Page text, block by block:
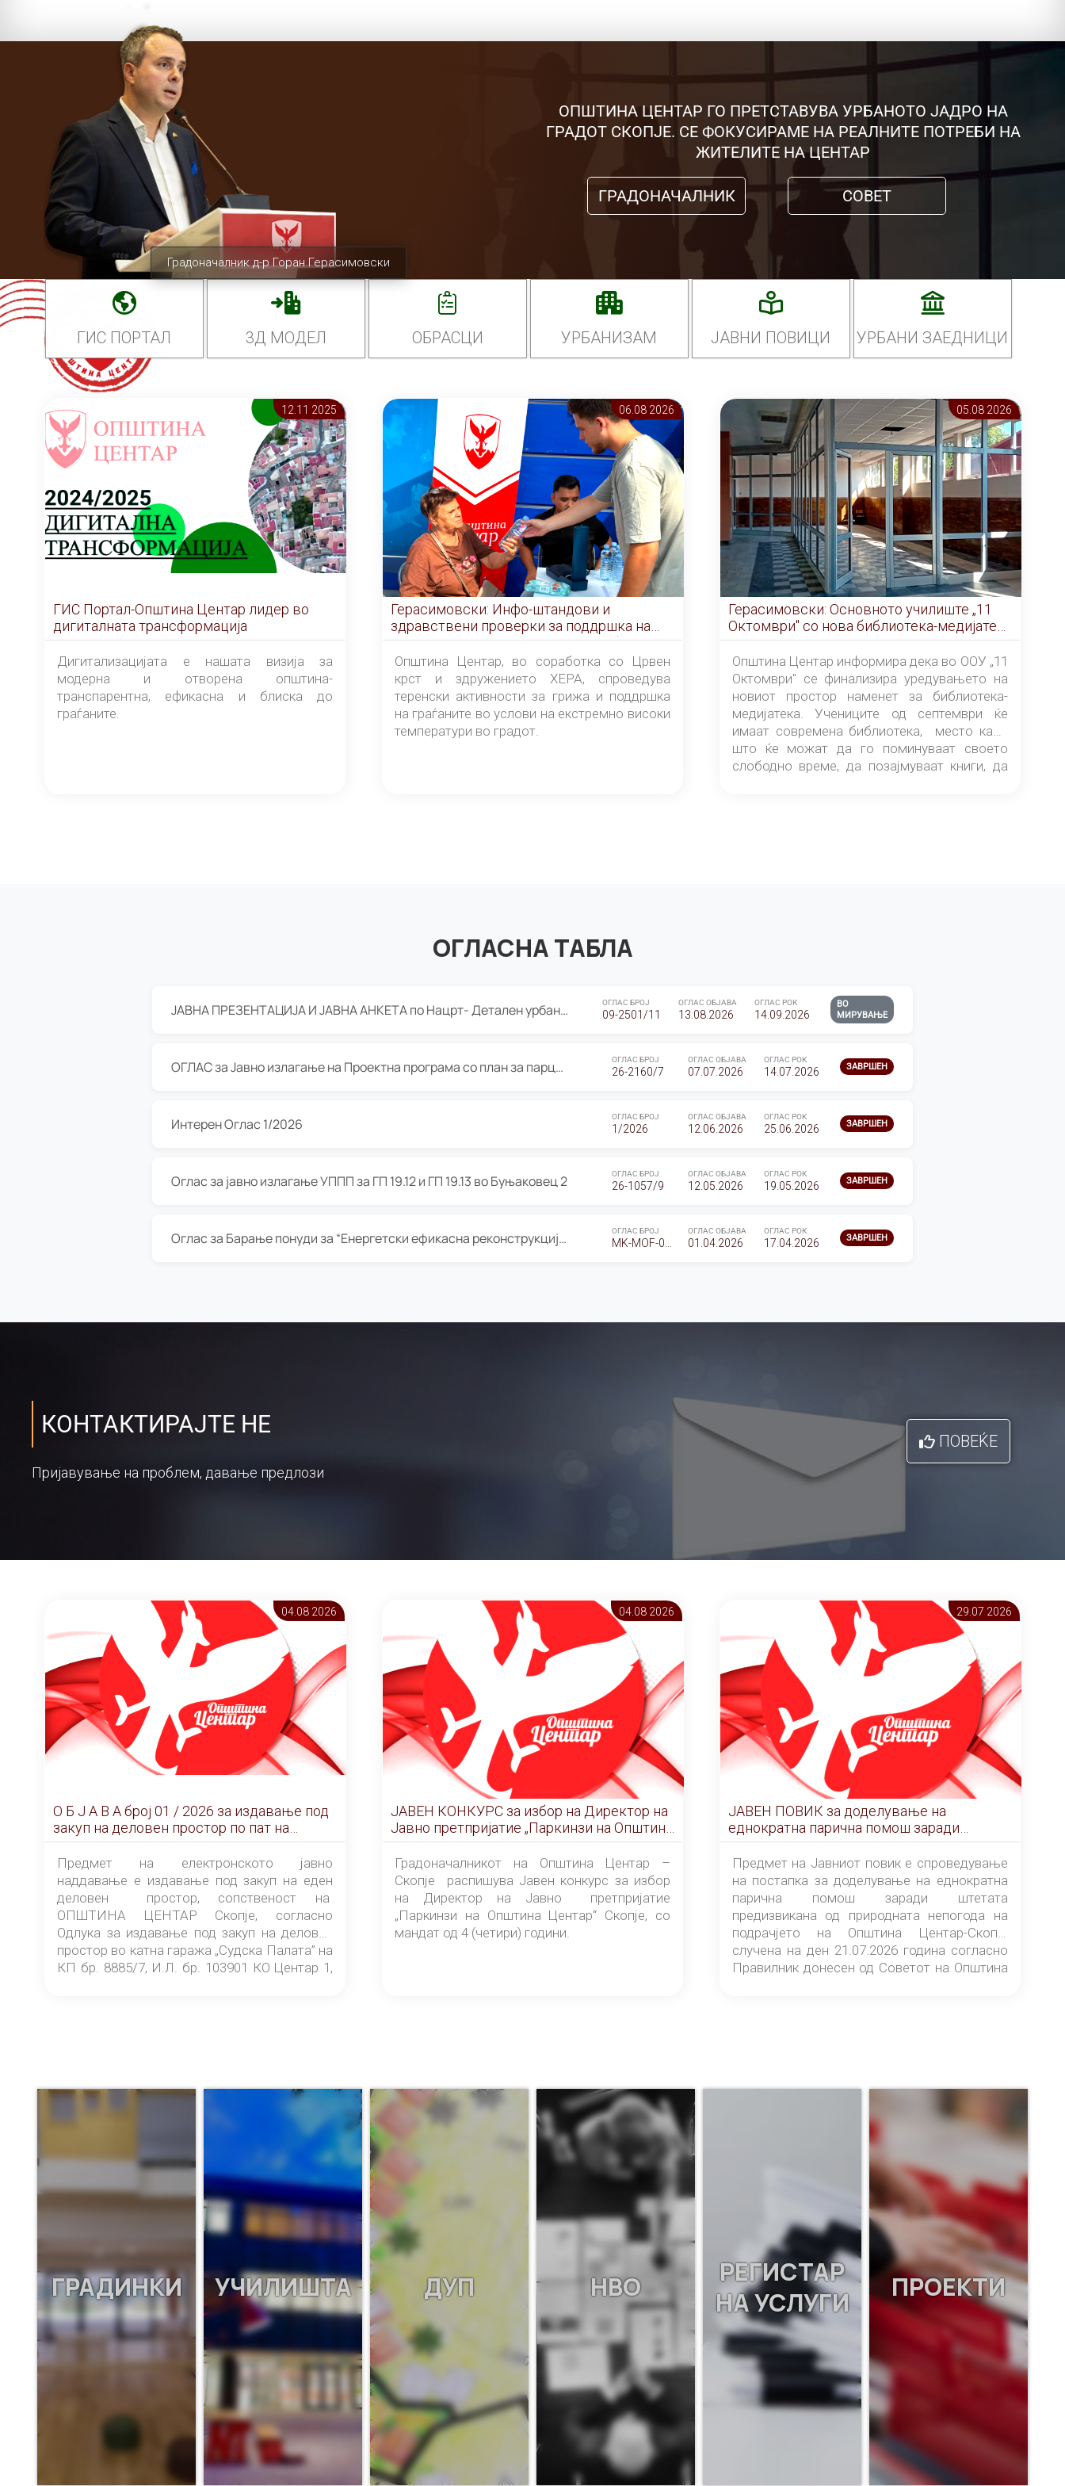
Градоначалник д-р Горан Герасимовски
ОПШТИНА ЦЕНТАР ГО ПРЕТСТАВУВА УРБАНОТО ЈАДРО НА
ГРАДОТ СКОПЈЕ. СЕ ФОКУСИРАМЕ НА РЕАЛНИТЕ ПОТРЕБИ НА
ЖИТЕЛИТЕ НА ЦЕНТАР
ГРАДОНАЧАЛНИК СОВЕТ
ГИС ПОРТАЛ 3Д МОДЕЛ ОБРАСЦИ УРБАНИЗАМ ЈАВНИ ПОВИЦИ УРБАНИ ЗАЕДНИЦИ
12.11 2025
ГИС Портал-Општина Центар лидер во
дигиталната трансформација
Дигитализацијата е нашата визија за
модерна и отворена општина-
транспарентна, ефикасна и блиска до
граѓаните.
06.08 2026
Герасимовски: Инфо-штандови и
здравствени проверки за поддршка на
граѓаните во услови на топлотен бран
Општина Центар, во соработка со Црвен
крст и здружението ХЕРА, спроведува
теренски активности за грижа и поддршка
на граѓаните во услови на екстремно високи
температури во градот.
05.08 2026
Герасимовски: Основното училиште „11
Октомври" со нова библиотека-медијатека
од септември
Општина Центар информира дека во ООУ „11
Октомври" се финализира уредувањето на
новиот простор наменет за библиотека-
медијатека. Учениците од септември ќе
имаат современа библиотека, место каде
што ќе можат да го поминуваат своето
слободно време, да позајмуваат книги, да
ОГЛАСНА ТАБЛА
ЈАВНА ПРЕЗЕНТАЦИЈА И ЈАВНА АНКЕТА по Нацрт- Детален урбанистички план Градска четврт Ј 05- Барутана, Општина Центар- Скопје, плански период 2025-2030 ОГЛАС БРОЈ
09-2501/11
ОГЛАС ОБЈАВА
13.08.2026
ОГЛАС РОК
14.09.2026
ВО
МИРУВАЊЕ
ОГЛАС за Јавно излагање на Проектна програма со план за парцелација за Урбанистички проект со план за парцелација за спојување на ГП 20.12 и ГП 20.37 од Изменување и дополнување на Детален урбанистички план Буњаковец 2, Општина Центар – Скопје ОГЛАС БРОЈ
26-2160/7
ОГЛАС ОБЈАВА
07.07.2026
ОГЛАС РОК
14.07.2026 ЗАВРШЕН
Интерен Оглас 1/2026 ОГЛАС БРОЈ
1/2026
ОГЛАС ОБЈАВА
12.06.2026
ОГЛАС РОК
25.06.2026 ЗАВРШЕН
Оглас за јавно излагање УППП за ГП 19.12 и ГП 19.13 во Буњаковец 2 ОГЛАС БРОЈ
26-1057/9
ОГЛАС ОБЈАВА
12.05.2026
ОГЛАС РОК
19.05.2026 ЗАВРШЕН
Оглас за Барање понуди за “Енергетски ефикасна реконструкција на објектот ООУ „Св. Кирил и Методиј" ОГЛАС БРОЈ ОГЛАС ОБЈАВА
01.04.2026
ОГЛАС РОК
17.04.2026 ЗАВРШЕН
КОНТАКТИРАЈТЕ НЕ
Пријавување на проблем, давање предлози
ПОВЕЌЕ
04.08 2026
О Б Ј А В А брoj 01 / 2026 за издавање под
закуп на деловен простор по пат на
ЕЛЕКТРОНСКО ЈАВНО НАДДАВАЊЕ
Предмет на електронското јавно
наддавање е издавање под закуп на еден
деловен простор, сопственост на
ОПШТИНА ЦЕНТАР Скопје, согласно
Одлука за издавање под закуп на деловен
простор во катна гаража „Судска Палата” на
КП бр. 8885/7, И.Л. бр. 103901 КО Центар 1,
понудувач.
04.08 2026
ЈАВЕН КОНКУРС за избор на Директор на
Јавно претпријатие „Паркинзи на Општина
Центар“ – Скопје
Градоначалникот на Општина Центар –
Скопје распишува Јавен конкурс за избор
на Директор на Јавно претпријатие
„Паркинзи на Општина Центар“ Скопје, со
мандат од 4 (четири) години.
29.07 2026
ЈАВЕН ПОВИК за доделување на
еднократна парична помош заради
штетата предизвикана од природната
непогода на подрачјето на Општина
Центар-Скопје случена на ден 21.07.2026
година
Предмет на Јавниот повик е спроведување
на постапка за доделување на еднократна
парична помош заради штетата
предизвикана од природната непогода на
подрачјето на Општина Центар-Скопје
случена на ден 21.07.2026 година согласно
Правилник донесен од Советот на Општина
ГРАДИНКИ УЧИЛИШТА ДУП НВО
РЕГИСТАР
НА УСЛУГИ
ПРОЕКТИ